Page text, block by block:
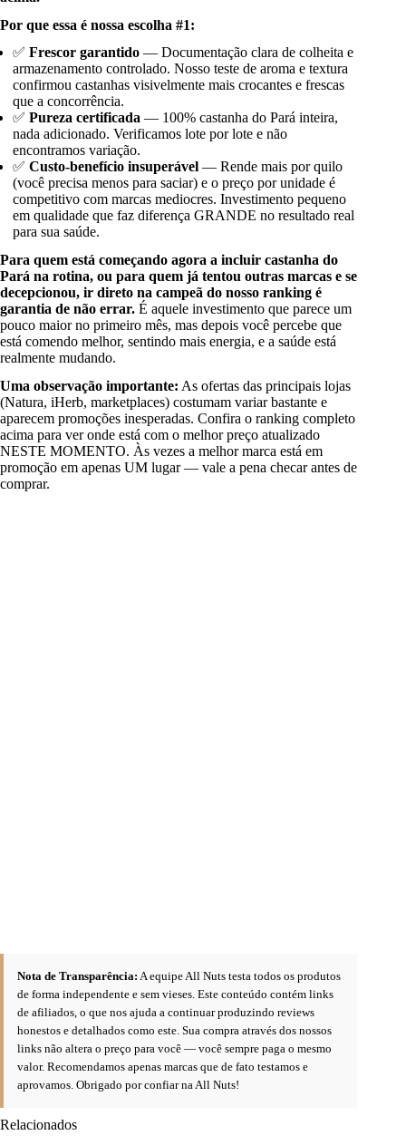
Por que essa é nossa escolha #1:
✅Frescor garantido — Documentação clara de colheita e
armazenamento controlado. Nosso teste de aroma e textura
confirmou castanhas visivelmente mais crocantes e frescas
que a concorrência.
✅Pureza certificada — 100% castanha do Pará inteira,
nada adicionado. Verificamos lote por lote e não
encontramos variação.
✅Custo-benefício insuperável — Rende mais por quilo
(você precisa menos para saciar) e o preço por unidade é
competitivo com marcas mediocres. Investimento pequeno
em qualidade que faz diferença GRANDE no resultado real
para sua saúde.
Para quem está começando agora a incluir castanha do
Pará na rotina, ou para quem já tentou outras marcas e se
decepcionou, ir direto na campeã do nosso ranking é
garantia de não errar. É aquele investimento que parece um
pouco maior no primeiro mês, mas depois você percebe que
está comendo melhor, sentindo mais energia, e a saúde está
realmente mudando.
Uma observação importante: As ofertas das principais lojas
(Natura, iHerb, marketplaces) costumam variar bastante e
aparecem promoções inesperadas. Confira o ranking completo
acima para ver onde está com o melhor preço atualizado
NESTE MOMENTO. Às vezes a melhor marca está em
promoção em apenas UM lugar — vale a pena checar antes de
comprar.
Nota de Transparência: A equipe All Nuts testa todos os produtos
de forma independente e sem vieses. Este conteúdo contém links
de afiliados, o que nos ajuda a continuar produzindo reviews
honestos e detalhados como este. Sua compra através dos nossos
links não altera o preço para você — você sempre paga o mesmo
valor. Recomendamos apenas marcas que de fato testamos e
aprovamos. Obrigado por confiar na All Nuts!
Relacionados